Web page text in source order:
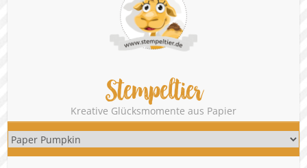
Stempeltier
Kreative Glücksmomente aus Papier